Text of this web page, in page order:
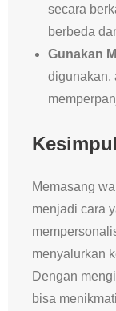
secara
berbeda
Gunakan
digunakan,
Memasang
menjadi cara
menyalurkan
Dengan
bisa